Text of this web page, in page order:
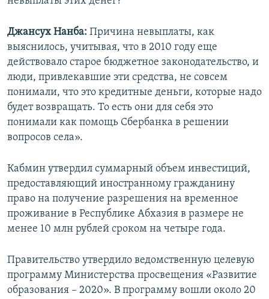
Джансух Нанба: Причина невыплаты, как
выяснилось, учитывая, что в 2010 году еще
действовало старое бюджетное законодательство, и
люди, привлекавшие эти средства, не совсем
понимали, что это кредитные деньги, которые надо
будет возвращать. То есть они для себя это
понимали как помощь Сбербанка в решении
вопросов села».
Кабмин утвердил суммарный объем инвестиций,
предоставляющий иностранному гражданину
право на получение разрешения на временное
проживание в Республике Абхазия в размере не
менее 10 млн рублей сроком на четыре года.
Правительство утвердило ведомственную целевую
программу Министерства просвещения «Развитие
образования – 2020». В программу вошли около 20